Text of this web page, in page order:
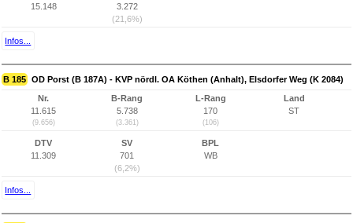
15.148
3.272
(21,6%)
Infos...
B 185 OD Porst (B 187A) - KVP nördl. OA Köthen (Anhalt), Elsdorfer Weg (K 2084)
Nr.
11.615
(9.656)
B-Rang
5.738
(3.361)
L-Rang
170
(106)
Land
ST
DTV
11.309
SV
701
(6,2%)
BPL
WB
Infos...